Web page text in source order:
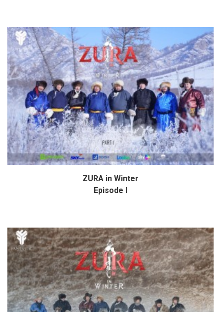
ZURA in Winter
Episode I